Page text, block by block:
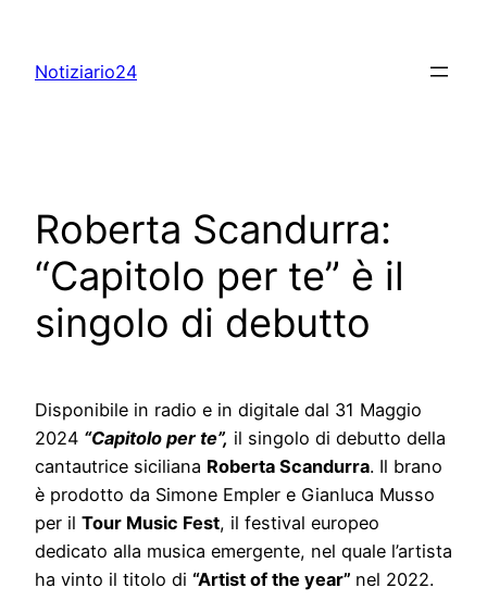
content
Notiziario24
Roberta Scandurra:
“Capitolo per te” è il
singolo di debutto
Disponibile in radio e in digitale dal 31 Maggio
2024 “Capitolo per te”, il singolo di debutto della
cantautrice siciliana Roberta Scandurra. Il brano
è prodotto da Simone Empler e Gianluca Musso
per il Tour Music Fest, il festival europeo
dedicato alla musica emergente, nel quale l’artista
ha vinto il titolo di “Artist of the year” nel 2022.